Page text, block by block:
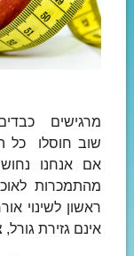
מרגישים
שוב חוסלו כל
אם אנחנו
מהתמכרות
ראשון לשינוי
אינם גזירת